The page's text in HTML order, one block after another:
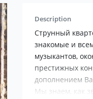
Description
Струнный
знакомые и
музыкантов,
престижных
дополнением
Мы знаем, как